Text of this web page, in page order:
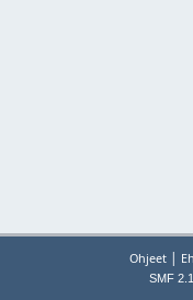
Ohjeet |
SMF